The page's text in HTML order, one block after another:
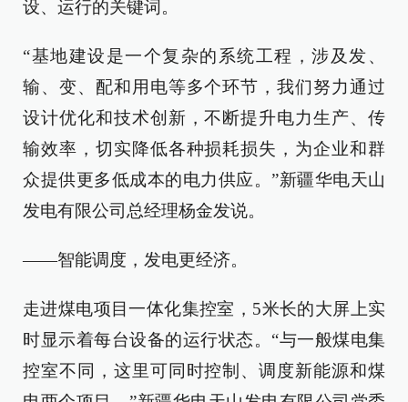
设、运行的关键词。
“基地建设是一个复杂的系统工程，涉及发、
输、变、配和用电等多个环节，我们努力通过
设计优化和技术创新，不断提升电力生产、传
输效率，切实降低各种损耗损失，为企业和群
众提供更多低成本的电力供应。”新疆华电天山
发电有限公司总经理杨金发说。
——智能调度，发电更经济。
走进煤电项目一体化集控室，5米长的大屏上实
时显示着每台设备的运行状态。“与一般煤电集
控室不同，这里可同时控制、调度新能源和煤